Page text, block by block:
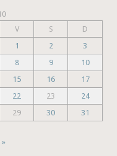
V S
D
1
2
3
8 9
10
15 16
17
22 23
24
29 30 31